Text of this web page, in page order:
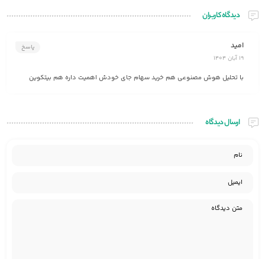
دیدگاه کاربران
امید
19 آبان 1404
پاسخ
با تحلیل هوش مصنوعی هم خرید سهام جای خودش اهمیت داره هم بیتکوین
ارسال دیدگاه